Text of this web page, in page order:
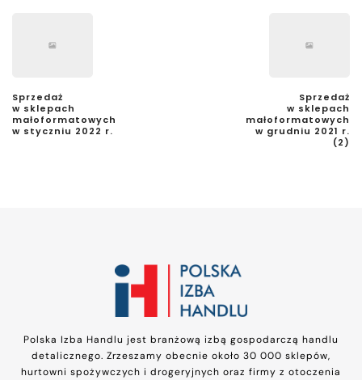
Sprzedaż
w sklepach
małoformatowych
w styczniu 2022 r.
Sprzedaż
w sklepach
małoformatowych
w grudniu 2021 r.
(2)
Polska Izba Handlu jest branżową izbą gospodarczą handlu
detalicznego. Zrzeszamy obecnie około 30 000 sklepów,
hurtowni spożywczych i drogeryjnych oraz firmy z otoczenia